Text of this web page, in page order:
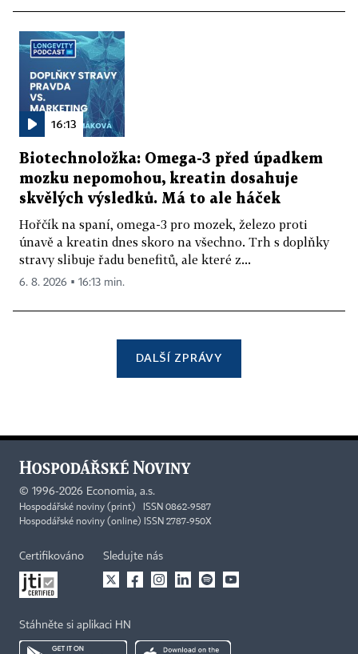
16:13
Biotechnoložka: Omega-3 před úpadkem
mozku nepomohou, kreatin dosahuje
skvělých výsledků. Má to ale háček
Hořčík na spaní, omega-3 pro mozek, železo proti
únavě a kreatin dnes skoro na všechno. Trh s doplňky
stravy slibuje řadu benefitů, ale které z...
6. 8. 2026 ▪ 16:13 min.
DALŠÍ ZPRÁVY
© 1996-2026 Economia, a.s.
Hospodářské noviny (print) ISSN 0862-9587
Hospodářské noviny (online) ISSN 2787-950X
Certifikováno Sledujte nás
Stáhněte si aplikaci HN